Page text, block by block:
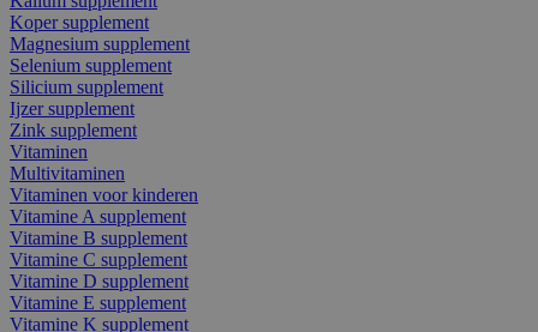
Koper supplement
Magnesium supplement
Selenium supplement
Silicium supplement
Ijzer supplement
Zink supplement
Vitaminen
Multivitaminen
Vitaminen voor kinderen
Vitamine A supplement
Vitamine B supplement
Vitamine C supplement
Vitamine D supplement
Vitamine E supplement
Vitamine K supplement